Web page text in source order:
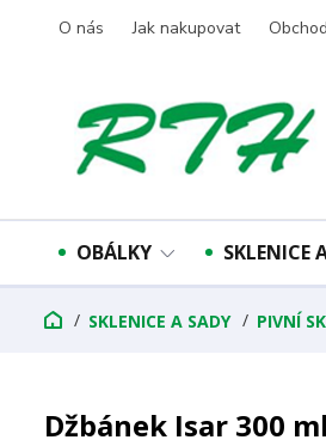
O nás Jak nakupovat
OBÁLKY SKLENICE
SKLENICE A SADY PIVNÍ
Džbánek Isar 300 ml